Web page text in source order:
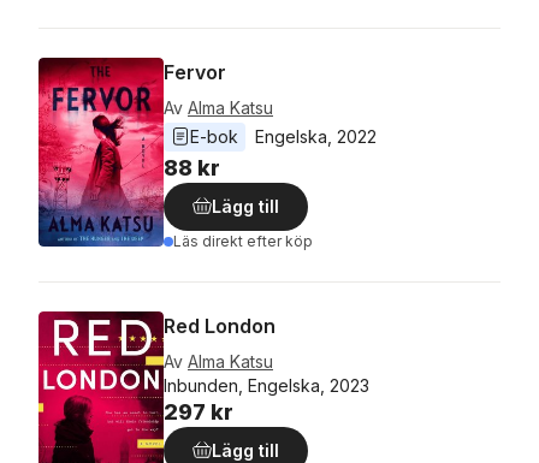
Fervor
Av Alma Katsu
E-bok
Engelska 2022
88 kr
Lägg till
Läs direkt efter köp
Red London
Av Alma Katsu
Inbunden, Engelska, 2023
297 kr
Lägg till